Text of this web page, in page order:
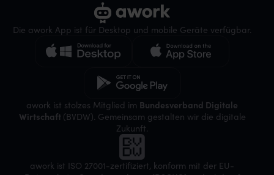
awork ist ISO 27001-zertifiziert, konform mit der EU-
Die awork App ist für Desktop und mobile Geräte verfügbar.
awork ist stolzes Mitglied im Bundesverband Digitale
Wirtschaft (BVDW). Gemeinsam gestalten wir die digitale
Zukunft.